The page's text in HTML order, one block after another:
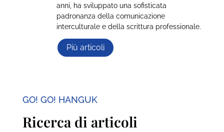
anni, ha sviluppato una sofisticata
padronanza della comunicazione
interculturale e della scrittura professionale.
Più articoli
GO! GO! HANGUK
Ricerca di articoli